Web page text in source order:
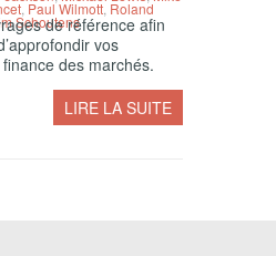
Paul Wilmott Roland
Schoutensde référence afin
vos
des marchés.
LIRE LA SUITE